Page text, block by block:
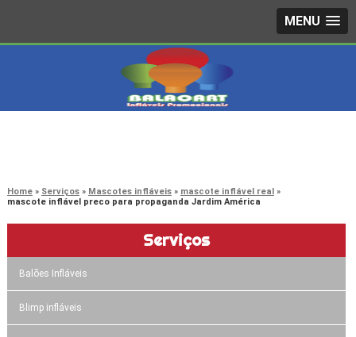
MENU
Home Serviços Mascotes infláveis
mascote inflável real
mascote inflável preco para propaganda Jardim América
Serviços
Balões Infláveis
Blimp infláveis